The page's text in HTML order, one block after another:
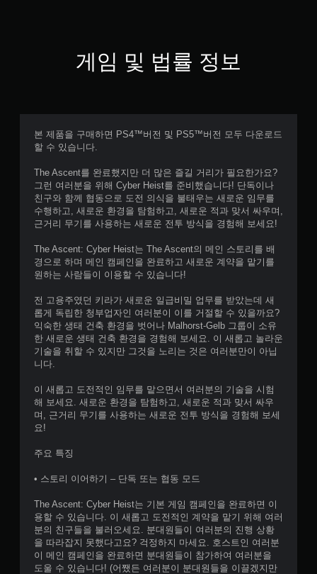
게임 및 법률 정보
본 제품을 구매하면 PS4™버전 및 PS5™버전 모두 다운로드
할 수 있습니다.
The Ascent를 완료했지만 더 많은 즐길 거리가 필요한가요?
그런 여러분을 위해 Cyber Heist를 준비했습니다! 단독이나
친구와 함께 협동으로 도전 의식을 불태우는 새로운 임무를
수행하고, 새로운 환경을 탐험하고, 새로운 적과 맞서 싸우며,
근거리 무기를 사용하는 새로운 전투 방식을 경험해 보세요!
The Ascent: Cyber Heist는 The Ascent의 메인 스토리를 배
경으로 하며 메인 캠페인을 완료하고 새로운 계약을 맡기를
원하는 사람들이 이용할 수 있습니다!
전 고용주였던 키라가 새로운 일급비밀 업무를 받았는데 새
롭게 독립한 청부업자인 여러분이 이를 거절할 수 있을까요?
익숙한 생태 건축 환경을 벗어나 Malhorst-Gelb 그룹이 소유
한 새로운 생태 건축 환경을 경험해 보세요. 이 새롭고 놀라운
기술을 취할 수 있지만 그것을 노리는 것은 여러분만이 아닙
니다.
이 새롭고 도전적인 임무를 맡으면서 여러분의 기술을 시험
해 보세요. 새로운 환경을 탐험하고, 새로운 적과 맞서 싸우
며, 근거리 무기를 사용하는 새로운 전투 방식을 경험해 보세
요!
주요 특징
• 스토리 이어하기 – 단독 또는 협동 모드
The Ascent: Cyber Heist는 기본 게임 캠페인을 완료하면 이
용할 수 있습니다. 이 새롭고 도전적인 계약을 맡기 위해 여러
분의 친구들을 불러오세요. 분대원들이 여러분의 진행 상황
을 따라잡지 못했다고요? 걱정하지 마세요. 호스트인 여러분
이 메인 캠페인을 완료하면 분대원들이 참가하여 여러분을
도울 수 있습니다! (어쨌든 여러분이 분대원들을 이끌겠지만